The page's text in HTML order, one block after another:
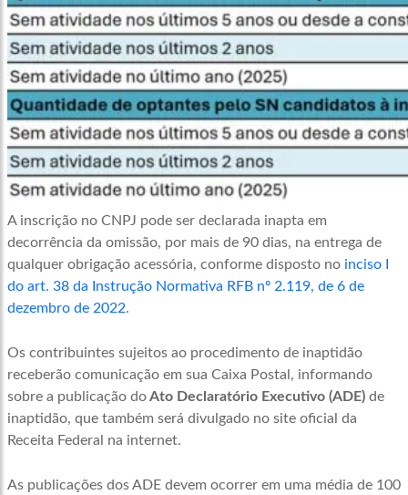
A inscrição no CNPJ pode ser declarada inapta em
decorrência da omissão, por mais de 90 dias, na entrega de
qualquer obrigação acessória, conforme disposto noinciso I
do art. 38 da Instrução Normativa RFB nº 2.119, de 6 de
dezembro de 2022.
Os contribuintes sujeitos ao procedimento de inaptidão
receberão comunicação em sua Caixa Postal, informando
sobre a publicação doAto Declaratório Executivo (ADE)de
inaptidão, que também será divulgado no site oficial da
Receita Federal na internet.
As publicações dos ADE devem ocorrer em uma média de 100